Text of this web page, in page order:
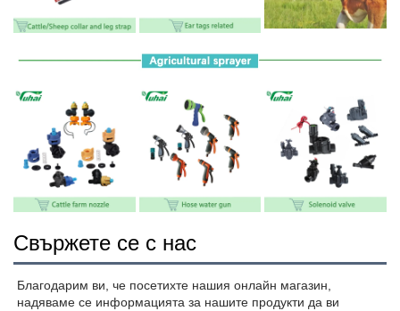
Свържете се с нас
Благодарим ви, че посетихте нашия онлайн магазин,
надяваме се информацията за нашите продукти да ви